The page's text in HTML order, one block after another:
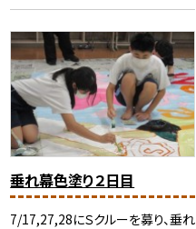
垂れ幕色塗り２日目
7/17,27,28にＳクルーを募り、垂れ